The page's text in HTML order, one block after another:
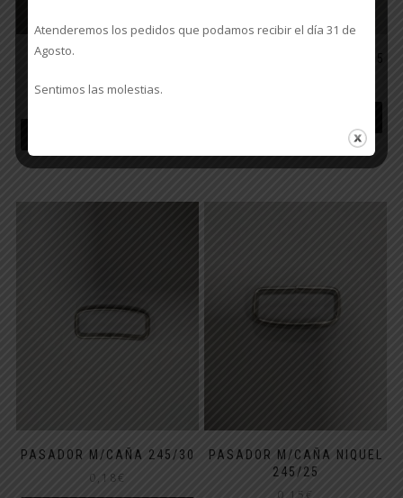
PASADOR M / CAÑA
0,27€
PASADOR M/ CAÑA 245/35
PASADOR M/CAÑA 245/30
0,18€
PASADOR M/CAÑA NIQUEL
245/25
0,15€
Atenderemos los pedidos que podamos recibir el día 31 de
Agosto.
Sentimos las molestias.